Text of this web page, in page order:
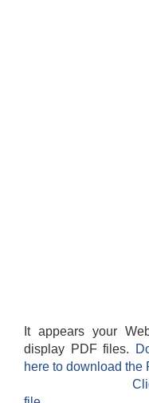
It appears your
display PDF files.
here to download the